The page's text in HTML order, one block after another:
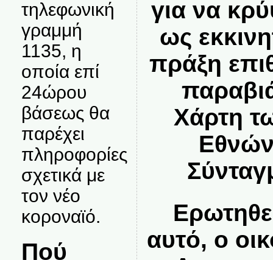
τηλεφωνική
γραμμή
1135, η
οποία επί
24ώρου
βάσεως θα
παρέχει
πληροφορίες
σχετικά με
τον νέο
κοροναϊό.
Πού
για να
ως
πράξη
Χάρτη
αυτό, ο